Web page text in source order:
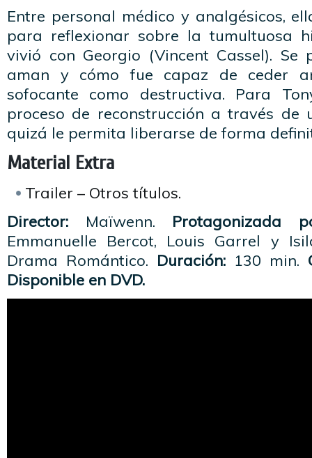
Entre personal médico y analgésicos,
para reflexionar sobre la tumultuosa
vivió con Georgio (Vincent Cassel).
aman y cómo fue capaz de ceder
sofocante como destructiva. Para
proceso de reconstrucción a través de
quizá le permita liberarse de forma
Material Extra
Trailer – Otros títulos.
Director: Maïwenn. Protagonizada
Emmanuelle Bercot, Louis Garrel y
Drama Romántico. Duración: 130 min.
Disponible en DVD.